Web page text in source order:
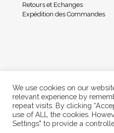
Retours et Echanges
Expédition des Commandes
© 2024 Freshwood.
We use cookies on our
relevant experience by
repeat visits. By clicking
use of ALL the cookies.
Settings" to provide a